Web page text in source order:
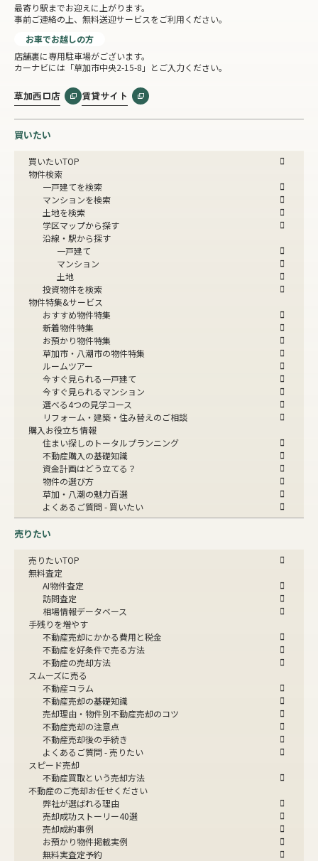
最寄り駅までお迎えに上がります。
事前ご連絡の上、無料送迎サービスをご利用ください。
お車でお越しの方
店舗裏に専用駐車場がございます。
カーナビには「草加市中央2-15-8」とご入力ください。
草加西口店 賃貸サイト
買いたい
買いたいTOP
物件検索
一戸建てを検索
マンションを検索
土地を検索
学区マップから探す
沿線・駅から探す
一戸建て
マンション
土地
投資物件を検索
物件特集&サービス
おすすめ物件特集
新着物件特集
お預かり物件特集
草加市・八潮市の物件特集
ルームツアー
今すぐ見られる一戸建て
今すぐ見られるマンション
選べる4つの見学コース
リフォーム・建築・住み替えのご相談
購入お役立ち情報
住まい探しのトータルプランニング
不動産購入の基礎知識
資金計画はどう立てる？
物件の選び方
草加・八潮の魅力百選
よくあるご質問 - 買いたい
売りたい
売りたいTOP
無料査定
AI物件査定
訪問査定
相場情報データベース
手残りを増やす
不動産売却にかかる費用と税金
不動産を好条件で売る方法
不動産の売却方法
スムーズに売る
不動産コラム
不動産売却の基礎知識
売却理由・物件別不動産売却のコツ
不動産売却の注意点
不動産売却後の手続き
よくあるご質問 - 売りたい
スピード売却
不動産買取という売却方法
不動産のご売却お任せください
弊社が選ばれる理由
売却成功ストーリー40選
売却成約事例
お預かり物件掲載実例
無料実査定予約